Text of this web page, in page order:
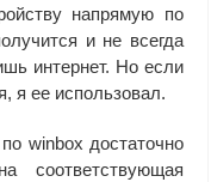
напрямую по
и не всегда
интернет. Но если
я ее использовал.
winbox достаточно
соответствующая